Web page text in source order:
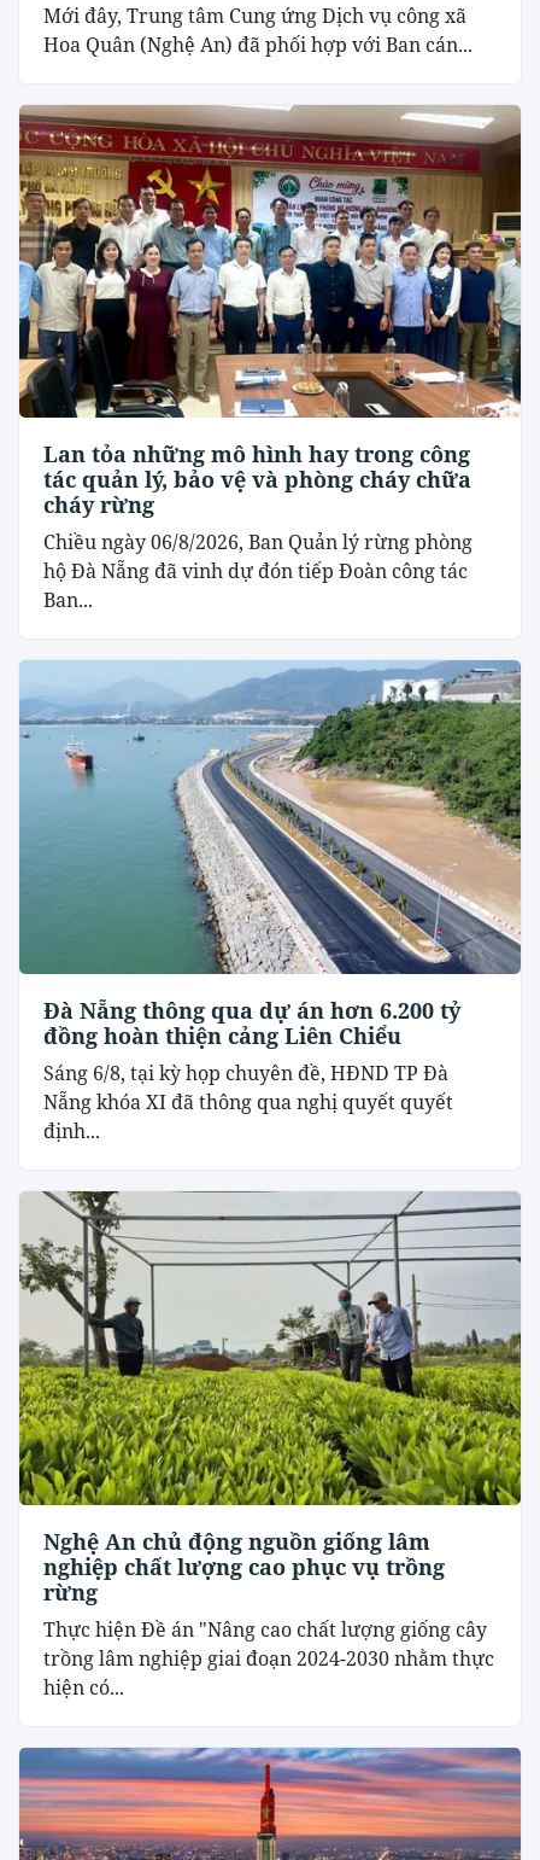
Mới đây, Trung tâm Cung ứng Dịch vụ công xã
Hoa Quân (Nghệ An) đã phối hợp với Ban cán...
Lan tỏa những mô hình hay trong công
tác quản lý, bảo vệ và phòng cháy chữa
cháy rừng
Chiều ngày 06/8/2026, Ban Quản lý rừng phòng
hộ Đà Nẵng đã vinh dự đón tiếp Đoàn công tác
Ban...
Đà Nẵng thông qua dự án hơn 6.200 tỷ
đồng hoàn thiện cảng Liên Chiểu
Sáng 6/8, tại kỳ họp chuyên đề, HĐND TP Đà
Nẵng khóa XI đã thông qua nghị quyết quyết
định...
Nghệ An chủ động nguồn giống lâm
nghiệp chất lượng cao phục vụ trồng
rừng
Thực hiện Đề án "Nâng cao chất lượng giống cây
trồng lâm nghiệp giai đoạn 2024-2030 nhằm thực
hiện có...